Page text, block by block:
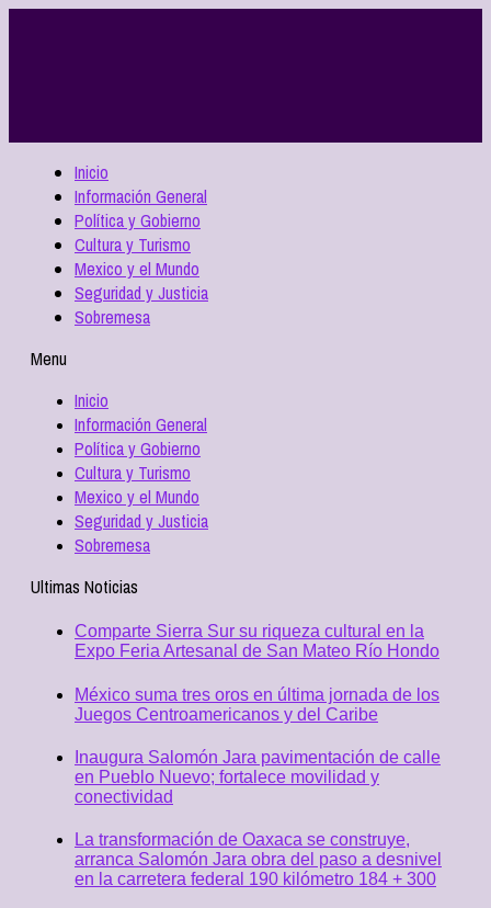
Inicio
Información General
Política y Gobierno
Cultura y Turismo
Mexico y el Mundo
Seguridad y Justicia
Sobremesa
Menu
Inicio
Información General
Política y Gobierno
Cultura y Turismo
Mexico y el Mundo
Seguridad y Justicia
Sobremesa
Ultimas Noticias
Comparte Sierra Sur su riqueza cultural en la
Expo Feria Artesanal de San Mateo Río Hondo
México suma tres oros en última jornada de los
Juegos Centroamericanos y del Caribe
Inaugura Salomón Jara pavimentación de calle
en Pueblo Nuevo; fortalece movilidad y
conectividad
La transformación de Oaxaca se construye,
arranca Salomón Jara obra del paso a desnivel
en la carretera federal 190 kilómetro 184 + 300